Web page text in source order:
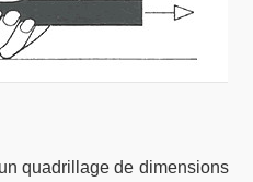
quadrillage de dimensions